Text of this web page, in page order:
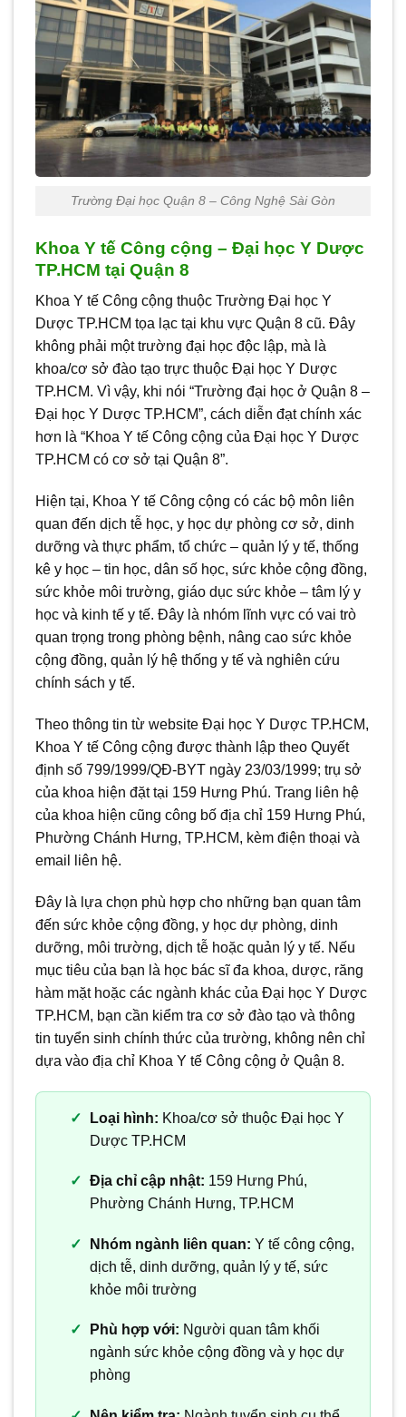
Trường Đại học Quận 8 – Công Nghệ Sài Gòn
Khoa Y tế Công cộng – Đại học Y Dược
TP.HCM tại Quận 8
Khoa Y tế Công cộng thuộc Trường Đại học Y
Dược TP.HCM tọa lạc tại khu vực Quận 8 cũ. Đây
không phải một trường đại học độc lập, mà là
khoa/cơ sở đào tạo trực thuộc Đại học Y Dược
TP.HCM. Vì vậy, khi nói “Trường đại học ở Quận 8 –
Đại học Y Dược TP.HCM”, cách diễn đạt chính xác
hơn là “Khoa Y tế Công cộng của Đại học Y Dược
TP.HCM có cơ sở tại Quận 8”.
Hiện tại, Khoa Y tế Công cộng có các bộ môn liên
quan đến dịch tễ học, y học dự phòng cơ sở, dinh
dưỡng và thực phẩm, tổ chức – quản lý y tế, thống
kê y học – tin học, dân số học, sức khỏe cộng đồng,
sức khỏe môi trường, giáo dục sức khỏe – tâm lý y
học và kinh tế y tế. Đây là nhóm lĩnh vực có vai trò
quan trọng trong phòng bệnh, nâng cao sức khỏe
cộng đồng, quản lý hệ thống y tế và nghiên cứu
chính sách y tế.
Theo thông tin từ website Đại học Y Dược TP.HCM,
Khoa Y tế Công cộng được thành lập theo Quyết
định số 799/1999/QĐ-BYT ngày 23/03/1999; trụ sở
của khoa hiện đặt tại 159 Hưng Phú. Trang liên hệ
của khoa hiện cũng công bố địa chỉ 159 Hưng Phú,
Phường Chánh Hưng, TP.HCM, kèm điện thoại và
email liên hệ.
Đây là lựa chọn phù hợp cho những bạn quan tâm
đến sức khỏe cộng đồng, y học dự phòng, dinh
dưỡng, môi trường, dịch tễ hoặc quản lý y tế. Nếu
mục tiêu của bạn là học bác sĩ đa khoa, dược, răng
hàm mặt hoặc các ngành khác của Đại học Y Dược
TP.HCM, bạn cần kiểm tra cơ sở đào tạo và thông
tin tuyển sinh chính thức của trường, không nên chỉ
dựa vào địa chỉ Khoa Y tế Công cộng ở Quận 8.
Loại hình: Khoa/cơ sở thuộc Đại học Y
Dược TP.HCM
Địa chỉ cập nhật: 159 Hưng Phú,
Phường Chánh Hưng, TP.HCM
Nhóm ngành liên quan: Y tế công cộng,
dịch tễ, dinh dưỡng, quản lý y tế, sức
khỏe môi trường
Phù hợp với: Người quan tâm khối
ngành sức khỏe cộng đồng và y học dự
phòng